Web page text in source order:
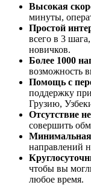
Высокая
минуты,
Простой
всего в 3
новичков.
Более 1000
возможность
Помощь с
поддержку
Грузию,
Отсутствие
совершить
направлений
чтобы вы
любое время.